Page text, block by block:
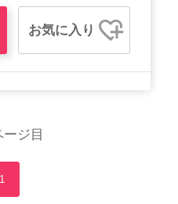
お気に入り
ジ目
1